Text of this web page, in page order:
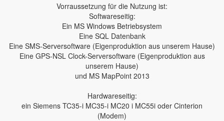
Vorraussetzung für die Nutzung ist:
Softwareseitig:
Ein MS Windows Betriebsystem
Eine SQL Datenbank
Eine SMS-Serversoftware (Eigenproduktion aus unserem Hause)
Eine GPS-NSL Clock-Serversoftware (Eigenproduktion aus
unserem Hause)
und MS MapPoint 2013
Hardwareseitig:
ein Siemens TC35-i MC35-i MC20 i MC55i oder Cinterion
(Modem)